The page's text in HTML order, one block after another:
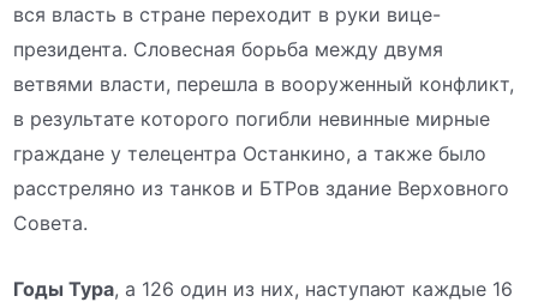
вся власть в стране переходит в руки вице-
президента. Словесная борьба между двумя
ветвями власти, перешла в вооруженный конфликт,
в результате которого погибли невинные мирные
граждане у телецентра Останкино, а также было
расстреляно из танков и БТРов здание Верховного
Совета.
Годы Тура, а 126 один из них, наступают каждые 16